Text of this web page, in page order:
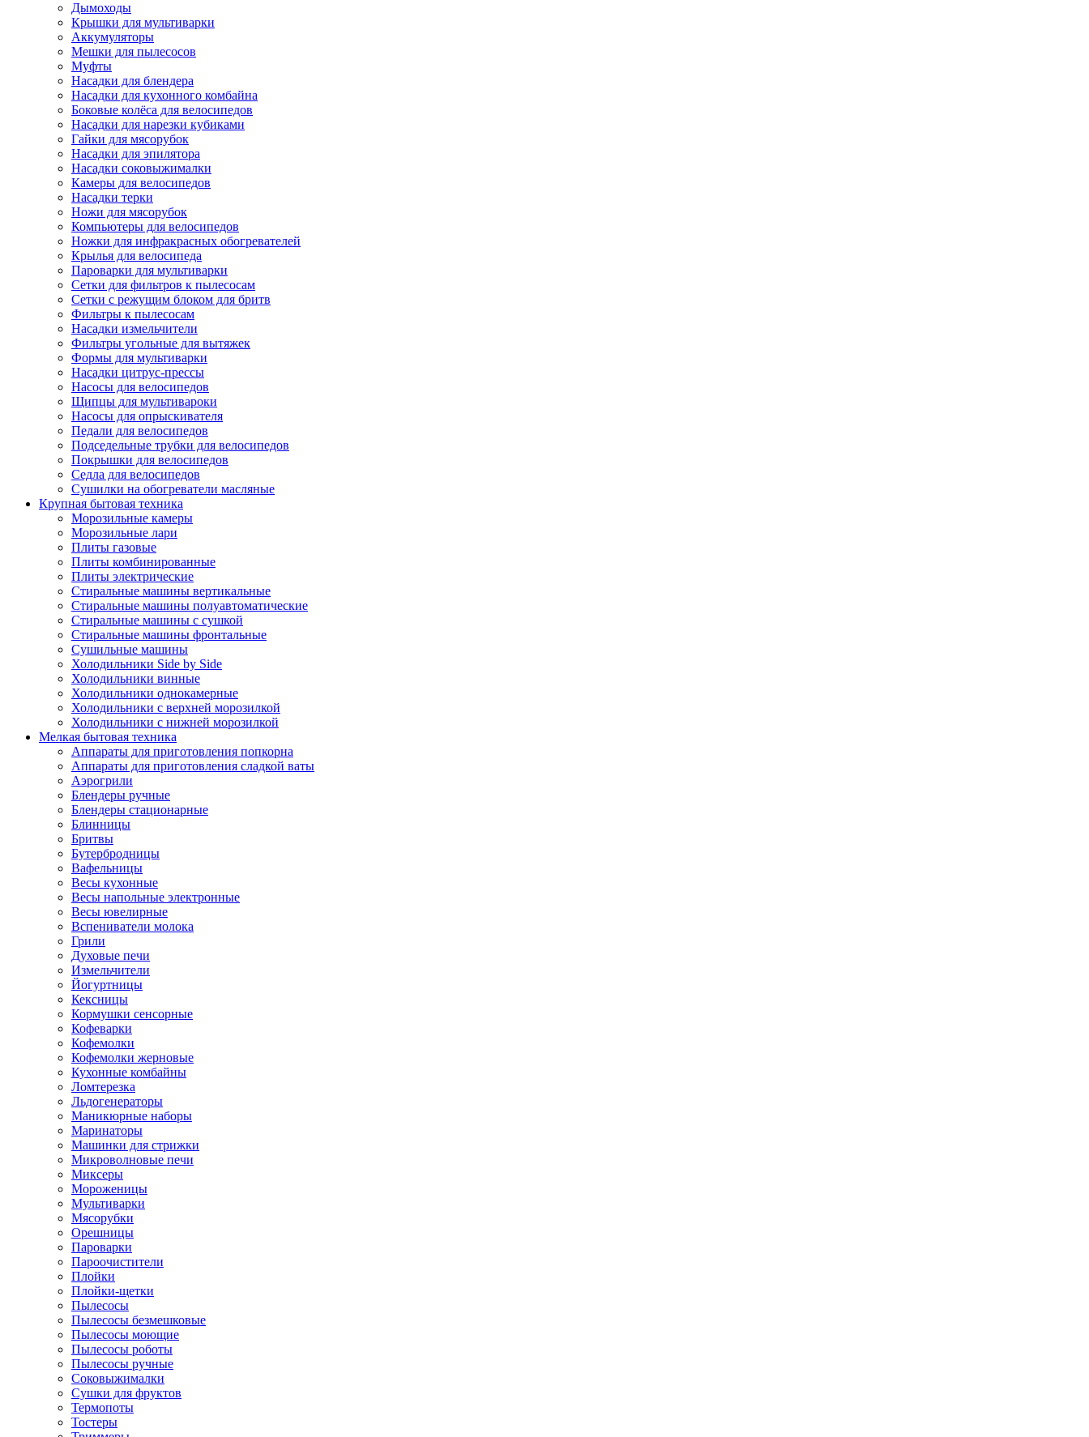
Дымоходы
Крышки для мультиварки
Аккумуляторы
Мешки для пылесосов
Муфты
Насадки для блендера
Насадки для кухонного комбайна
Боковые колёса для велосипедов
Насадки для нарезки кубиками
Гайки для мясорубок
Насадки для эпилятора
Насадки соковыжималки
Камеры для велосипедов
Насадки терки
Ножи для мясорубок
Компьютеры для велосипедов
Ножки для инфракрасных обогревателей
Крылья для велосипеда
Пароварки для мультиварки
Сетки для фильтров к пылесосам
Сетки с режущим блоком для бритв
Фильтры к пылесосам
Насадки измельчители
Фильтры угольные для вытяжек
Формы для мультиварки
Насадки цитрус-прессы
Насосы для велосипедов
Щипцы для мультивароки
Насосы для опрыскивателя
Педали для велосипедов
Подседельные трубки для велосипедов
Покрышки для велосипедов
Седла для велосипедов
Сушилки на обогреватели масляные
Крупная бытовая техника
Морозильные камеры
Морозильные лари
Плиты газовые
Плиты комбинированные
Плиты электрические
Стиральные машины вертикальные
Стиральные машины полуавтоматические
Стиральные машины с сушкой
Стиральные машины фронтальные
Сушильные машины
Холодильники Side by Side
Холодильники винные
Холодильники однокамерные
Холодильники с верхней морозилкой
Холодильники с нижней морозилкой
Мелкая бытовая техника
Аппараты для приготовления попкорна
Аппараты для приготовления сладкой ваты
Аэрогрили
Блендеры ручные
Блендеры стационарные
Блинницы
Бритвы
Бутербродницы
Вафельницы
Весы кухонные
Весы напольные электронные
Весы ювелирные
Вспениватели молока
Грили
Духовые печи
Измельчители
Йогуртницы
Кексницы
Кормушки сенсорные
Кофеварки
Кофемолки
Кофемолки жерновые
Кухонные комбайны
Ломтерезка
Льдогенераторы
Маникюрные наборы
Маринаторы
Машинки для стрижки
Микроволновые печи
Миксеры
Мороженицы
Мультиварки
Мясорубки
Орешницы
Пароварки
Пароочистители
Плойки
Плойки-щетки
Пылесосы
Пылесосы безмешковые
Пылесосы моющие
Пылесосы роботы
Пылесосы ручные
Соковыжималки
Сушки для фруктов
Термопоты
Тостеры